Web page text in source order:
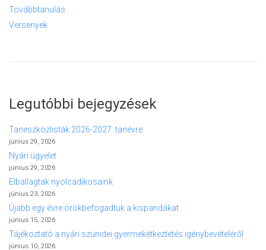
Továbbtanulás
Versenyek
Legutóbbi bejegyzések
Taneszközlisták 2026-2027. tanévre
június 29, 2026
Nyári ügyelet
június 29, 2026
Elballagtak nyolcadikosaink
június 23, 2026
Újabb egy évre örökbefogadtuk a kispandákat
június 15, 2026
Tájékoztató a nyári szünidei gyermekétkeztetés igénybevételéről
június 10, 2026